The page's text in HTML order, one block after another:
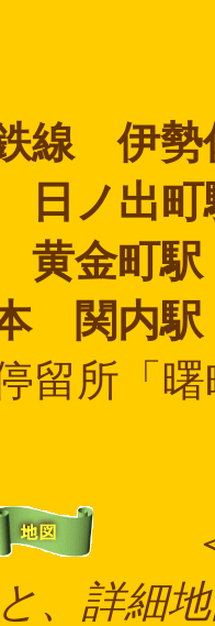
線 伊
日ノ出
黄金町
関内駅
所「曙
、詳細